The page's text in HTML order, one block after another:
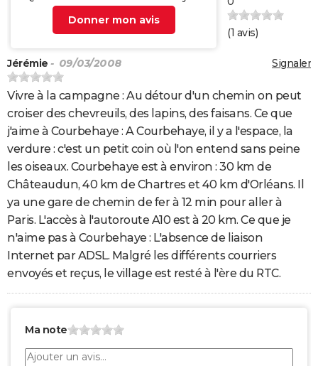
Donner mon avis
(1 avis)
Signaler
Jérémie - 09/03/2008
Vivre à la campagne : Au détour d'un chemin on peut
croiser des chevreuils, des lapins, des faisans. Ce que
j'aime à Courbehaye : A Courbehaye, il y a l'espace, la
verdure : c'est un petit coin où l'on entend sans peine
les oiseaux. Courbehaye est à environ : 30 km de
Châteaudun, 40 km de Chartres et 40 km d'Orléans. Il
ya une gare de chemin de fer à 12 min pour aller à
Paris. L'accès à l'autoroute A10 est à 20 km. Ce que je
n'aime pas à Courbehaye : L'absence de liaison
Internet par ADSL. Malgré les différents courriers
envoyés et reçus, le village est resté à l'ère du RTC.
Ma note